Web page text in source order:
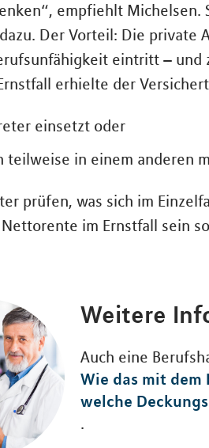
empfiehlt
Der Vorteil: Die
eintritt – und
erhielte der
einsetzt oder
teilweise in einem anderen
prüfen, was sich im
im Ernstfall sein
Weitere
Auch eine
Wie das mit dem
welche
.